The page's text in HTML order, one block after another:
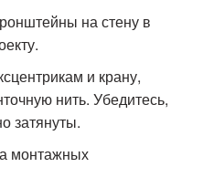
на стену в
и крану,
нить. Убедитесь,
затянуты.
монтажных